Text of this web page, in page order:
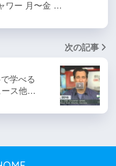
ワー 月〜金 …
次の記事
学べる
ース他…